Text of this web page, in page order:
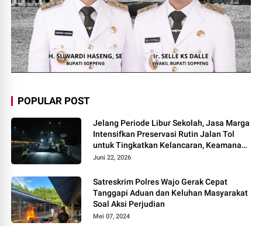
POPULAR POST
Jelang Periode Libur Sekolah, Jasa Marga
Intensifkan Preservasi Rutin Jalan Tol
untuk Tingkatkan Kelancaran, Keamanan
dan Kenyamanan Perjalanan
Juni 22, 2026
Satreskrim Polres Wajo Gerak Cepat
Tanggapi Aduan dan Keluhan Masyarakat
Soal Aksi Perjudian
Mei 07, 2024